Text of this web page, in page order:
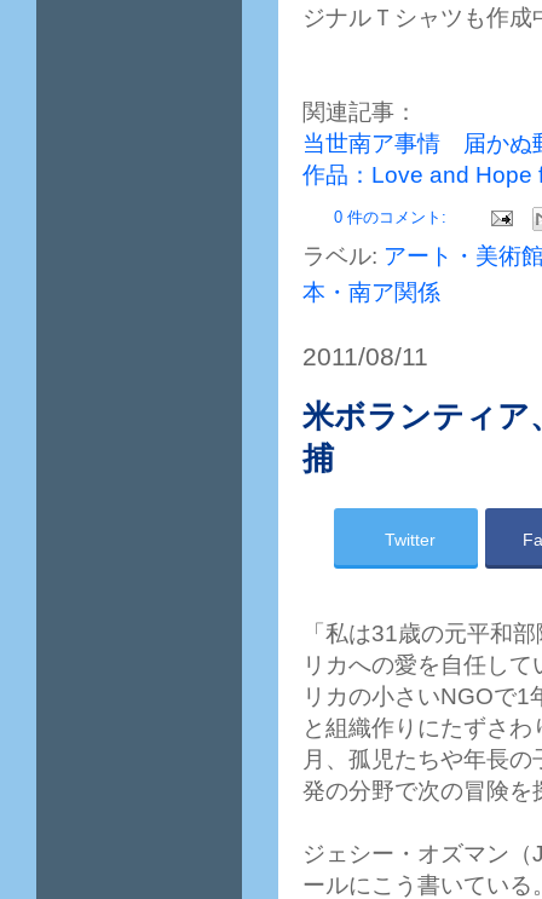
ジナルＴシャツも作成
関連記事：
当世南ア事情 届かぬ
作品：Love and Hope
0 件のコメント:
ラベル: アート・美術
本・南ア関係
2011/08/11
米ボランティア
捕
Twitter
「私は31歳の元平和
リカへの愛を自任し
リカの小さいNGOで1
と組織作りにたずさ
月、孤児たちや年長
発の分野で次の冒険を
ジェシー・オズマン
ールにこう書いている